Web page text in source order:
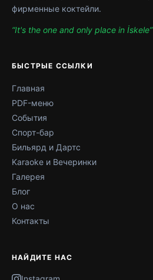
фирменные коктейли.
“It's the one and only place in İskele”
БЫСТРЫЕ ССЫЛКИ
Главная
PDF-меню
События
Спорт-бар
Бильярд и Дартс
Karaoke и Вечеринки
Галерея
Блог
О нас
Контакты
НАЙДИТЕ НАС